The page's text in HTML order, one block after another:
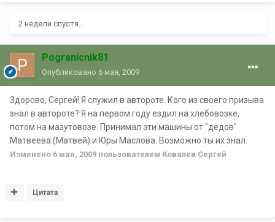
2 недели спустя...
Pogranicnik81
Опубликовано 6 мая, 2009
Здорово, Сергей! Я служил в автороте. Кого из своего призыва
знал в автороте? Я на первом году ездил на хлебовозке,
потом на мазутовозе. Принимал эти машины от "дедов"
Матвеева (Матвей) и Юры Маслова. Возможно ты их знал.
Изменено 6 мая, 2009 пользователем Ковалев Сергей
Цитата